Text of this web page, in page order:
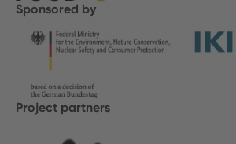
Sponsored by
Project partners